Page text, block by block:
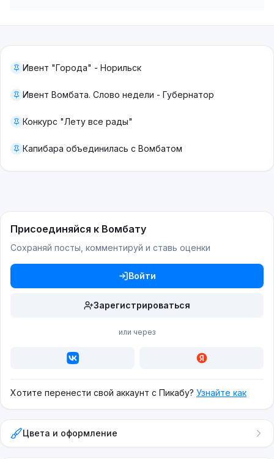
Ивент "Города" - Норильск
Ивент Вомбата. Слово недели - Губернатор
Конкурс "Лету все рады"
Капибара объединилась с Вомбатом
Присоединяйся к Вомбату
Сохраняй посты, комментируй и ставь оценки
Войти
Зарегистрироваться
или через
Хотите перенести свой аккаунт с Пикабу? Узнайте как
Цвета и оформление